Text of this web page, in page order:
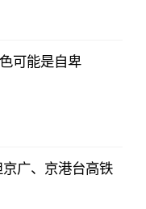
可能是自卑
广、京港台高铁